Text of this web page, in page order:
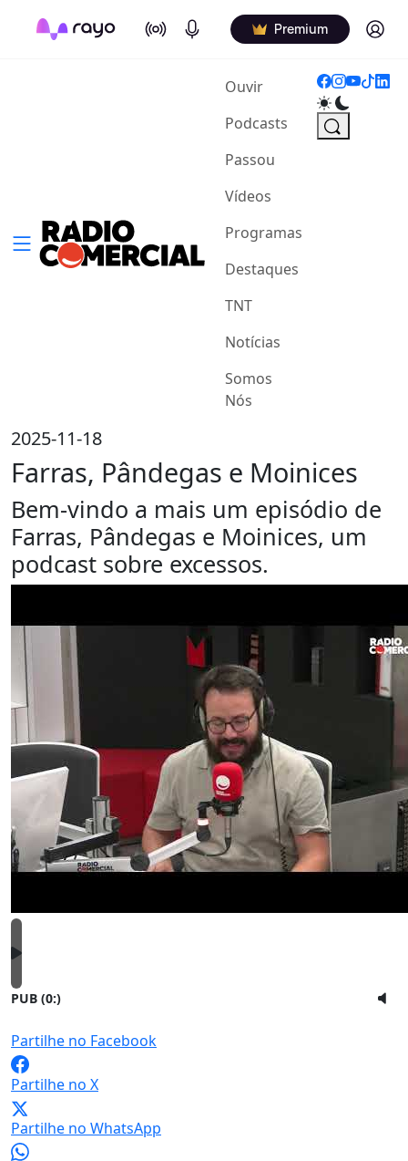
On Air Podcasts Premium Log in
Ouvir(current)
Podcasts
Passou
Vídeos
Programas
Destaques
TNT
Notícias
Somos
Nós
2025-11-18
Farras, Pândegas e Moinices
Bem-vindo a mais um episódio de
Farras, Pândegas e Moinices, um
podcast sobre excessos.
PUB (0:)
Partilhe no Facebook
Partilhe no X
Partilhe no WhatsApp